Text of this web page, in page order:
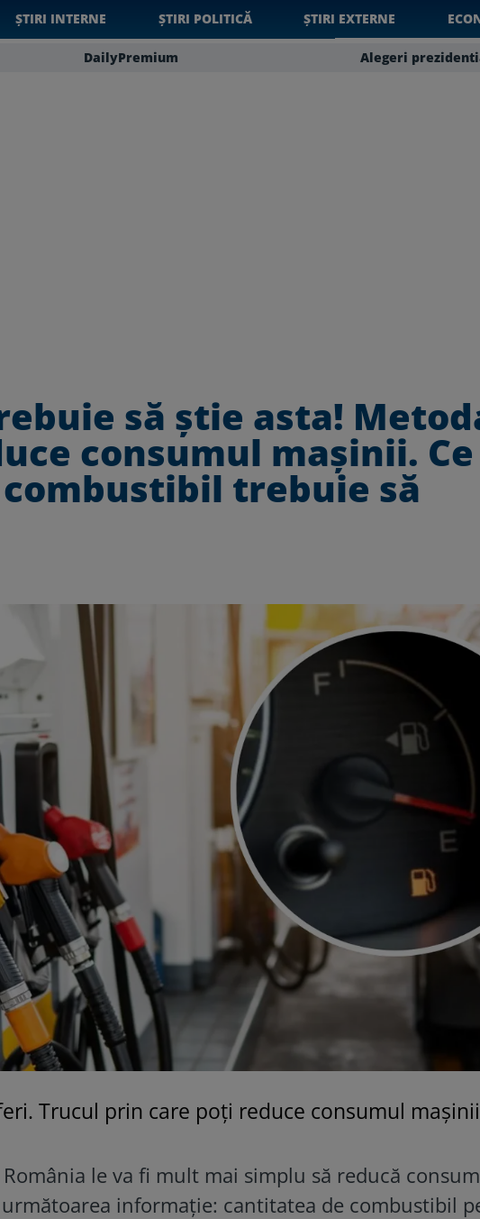
ȘTIRI INTERNE ȘTIRI POLITICĂ ȘTIRI EXTERNE
DailyPremium Alegeri
să știe asta!
consumul mașinii. Ce
trebuie să
Trucul prin care poți reduce consumul
le va fi mult mai simplu să reducă
informație: cantitatea de combustibil